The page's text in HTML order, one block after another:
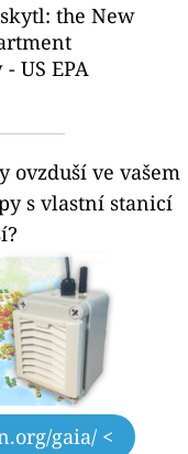
the New
US EPA
ovzduší ve vašem
s vlastní stanicí
gaia/ <